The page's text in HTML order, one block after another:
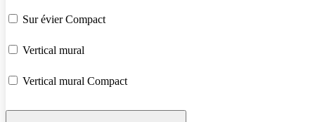
Sur évier Compact
Vertical mural
Vertical mural Compact
Vertical sur socle